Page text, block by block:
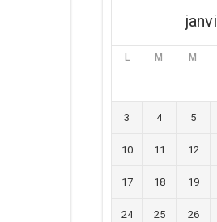
L M M
3 4 5
10 11 12
17 18 19
24 25 26